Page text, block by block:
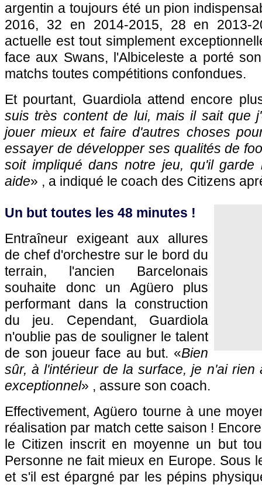
argentin a toujours été un pion
2016, 32 en 2014-2015, 28 en 2013-
actuelle est tout simplement
face aux Swans, l'Albiceleste a porté
matchs toutes compétitions confondues.
Et pourtant, Guardiola attend encore
suis très content de lui, mais il sait que
jouer mieux et faire d'autres choses
essayer de développer ses qualités de
soit impliqué dans notre jeu, qu'il
aide» , a indiqué le coach des Citizens
Un but toutes les 48 minutes !
Entraîneur exigeant aux allures
de chef d'orchestre sur le bord du
terrain, l'ancien Barcelonais
souhaite donc un Agüero plus
performant dans la construction
du jeu. Cependant, Guardiola
n'oublie pas de souligner le talent
de son joueur face au but. «Bien
sûr, à l'intérieur de la surface, je n'ai rien
exceptionnel» , assure son coach.
Effectivement, Agüero tourne à une
réalisation par match cette saison !
le Citizen inscrit en moyenne un but
Personne ne fait mieux en Europe. Sous
et s'il est épargné par les pépins